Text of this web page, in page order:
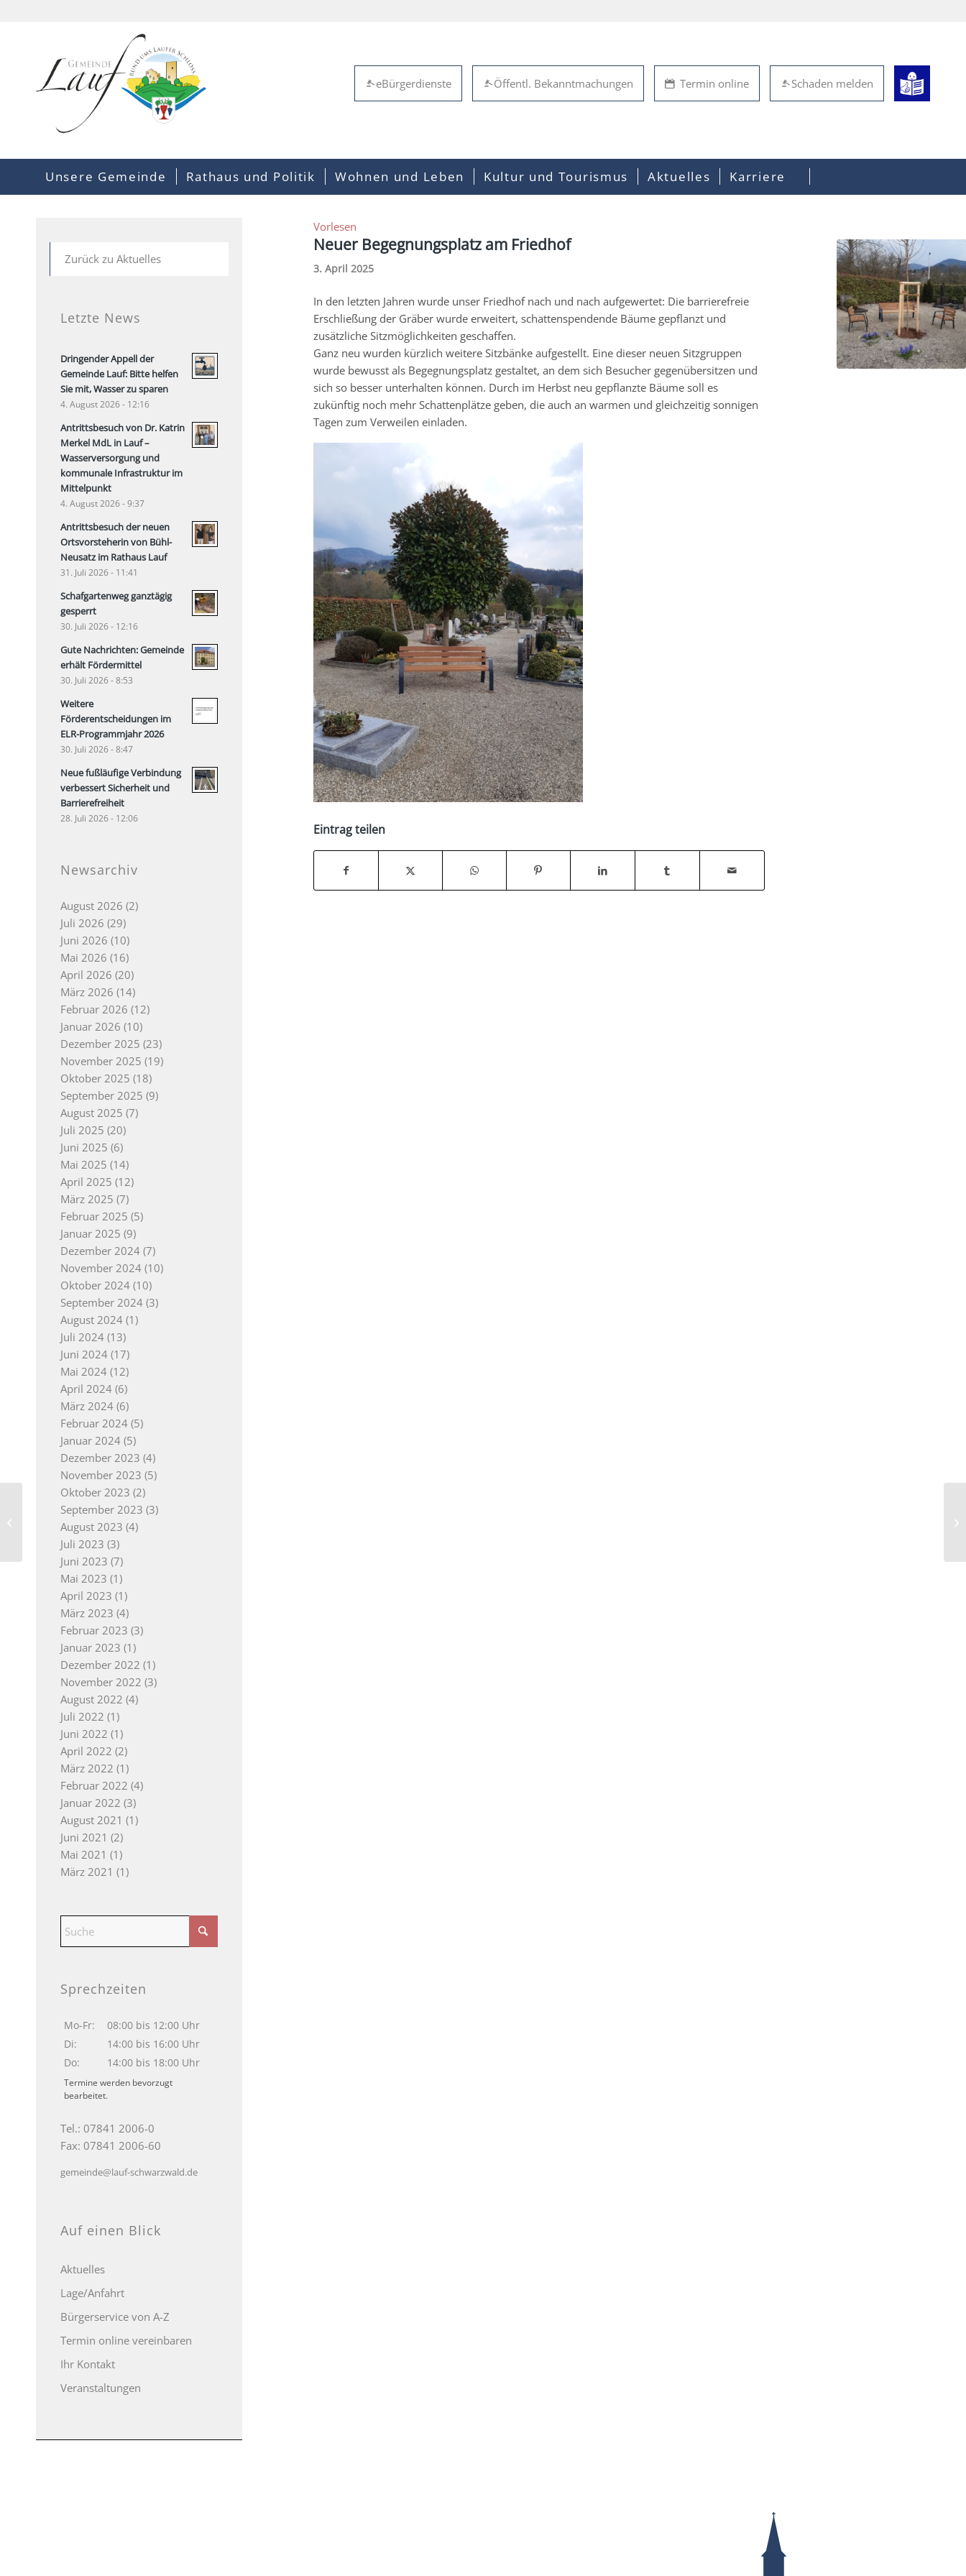
Schaden melden
Termin online
Öffentl. Bekanntmachungen
eBürgerdienste
Unsere Gemeinde Rathaus und Politik Wohnen und Leben Kultur und Tourismus Aktuelles Karriere
Vorlesen
Neuer Begegnungsplatz am Friedhof
3. April 2025
In den letzten Jahren wurde unser Friedhof nach und nach aufgewertet: Die barrierefreie
Erschließung der Gräber wurde erweitert, schattenspendendeBäume gepflanzt und
zusätzliche Sitzmöglichkeiten geschaffen.
Ganz neu wurden kürzlich weitere Sitzbänke aufgestellt. Eine dieser neuen Sitzgruppen
wurde bewusst als Begegnungsplatzgestaltet, an dem sich Besucher gegenübersitzen und
sich so besser unterhalten können. Durch im Herbst neu gepflanzte Bäume soll es
zukünftig noch mehr Schattenplätze geben, die auch an warmen und gleichzeitig sonnigen
Tagen zum Verweilen einladen.
Eintrag teilen
Zurück zu Aktuelles
Letzte News
Dringender Appell der
Gemeinde Lauf: Bitte helfen
Sie mit, Wasser zu sparen
4. August 2026 - 12:16
Antrittsbesuch von Dr. Katrin
Merkel MdL in Lauf –
Wasserversorgung und
kommunale Infrastruktur im
Mittelpunkt
4. August 2026 - 9:37
Antrittsbesuch der neuen
Ortsvorsteherin von Bühl-
Neusatz im Rathaus Lauf
31. Juli 2026 - 11:41
Schafgartenweg ganztägig
gesperrt
30. Juli 2026 - 12:16
Gute Nachrichten: Gemeinde
erhält Fördermittel
30. Juli 2026 - 8:53
Weitere
Förderentscheidungen im
ELR-Programmjahr 2026
30. Juli 2026 - 8:47
Neue fußläufige Verbindung
verbessert Sicherheit und
Barrierefreiheit
28. Juli 2026 - 12:06
Newsarchiv
August 2026 (2)
Juli 2026 (29)
Juni 2026 (10)
Mai 2026 (16)
April 2026 (20)
März 2026 (14)
Februar 2026 (12)
Januar 2026 (10)
Dezember 2025 (23)
November 2025 (19)
Oktober 2025 (18)
September 2025 (9)
August 2025 (7)
Juli 2025 (20)
Juni 2025 (6)
Mai 2025 (14)
April 2025 (12)
März 2025 (7)
Februar 2025 (5)
Januar 2025 (9)
Dezember 2024 (7)
November 2024 (10)
Oktober 2024 (10)
September 2024 (3)
August 2024 (1)
Juli 2024 (13)
Juni 2024 (17)
Mai 2024 (12)
April 2024 (6)
März 2024 (6)
Februar 2024 (5)
Januar 2024 (5)
Dezember 2023 (4)
November 2023 (5)
Oktober 2023 (2)
September 2023 (3)
August 2023 (4)
Juli 2023 (3)
Juni 2023 (7)
Mai 2023 (1)
April 2023 (1)
März 2023 (4)
Februar 2023 (3)
Januar 2023 (1)
Dezember 2022 (1)
November 2022 (3)
August 2022 (4)
Juli 2022 (1)
Juni 2022 (1)
April 2022 (2)
März 2022 (1)
Februar 2022 (4)
Januar 2022 (3)
August 2021 (1)
Juni 2021 (2)
Mai 2021 (1)
März 2021 (1)
Sprechzeiten
Mo-Fr:
08:00 bis 12:00 Uhr
Di:
14:00 bis 16:00 Uhr
Do:
14:00 bis 18:00 Uhr
Termine werden bevorzugt
bearbeitet.
Tel.: 07841 2006-0
Fax: 07841 2006-60
gemeinde@lauf-schwarzwald.de
Auf einen Blick
Aktuelles
Lage/Anfahrt
Bürgerservice von A-Z
Termin online vereinbaren
Ihr Kontakt
Veranstaltungen
Gelungener Austausch
der Vereine in der